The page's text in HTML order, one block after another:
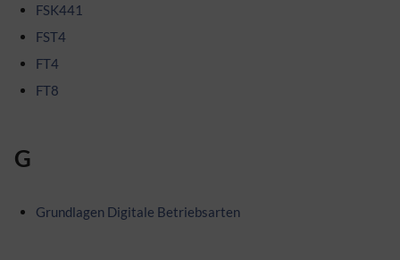
FSK441
FST4
FT4
FT8
G
Grundlagen Digitale Betriebsarten